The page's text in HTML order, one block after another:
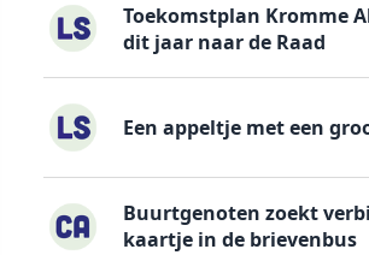
Toekomstplan Kromme
dit jaar naar de Raad
Een appeltje met een
Buurtgenoten zoekt
kaartje in de brievenbus